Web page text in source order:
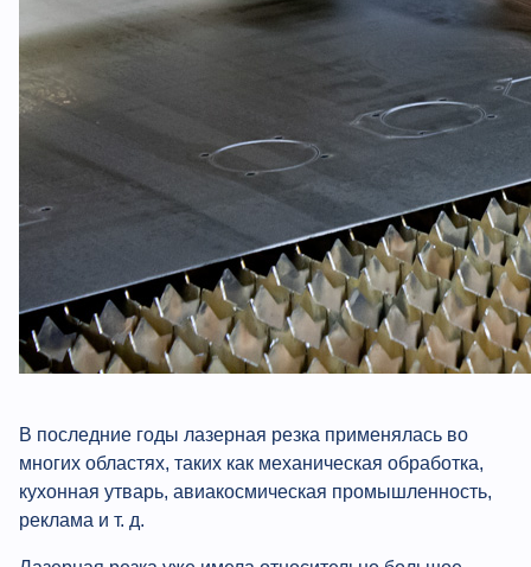
В последние годы лазерная резка применялась во
многих областях, таких как механическая обработка,
кухонная утварь, авиакосмическая промышленность,
реклама и т. д.